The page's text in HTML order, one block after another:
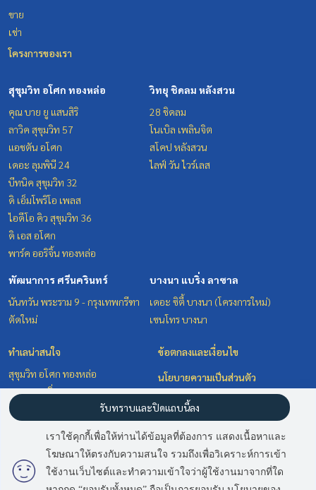
ขาย
เช่า
โครงการของเรา
สุขุมวิท อโศก ทองหล่อ
คุณ บาย ยู แสนสิริ
ลาวิค สุขุมวิท 57
แอชตัน อโศก
เดอะ ลุมพินี 24
บีทนิค สุขุมวิท 32
ดิ เอ็มโพริโอ เพลส
ไอดีโอ คิว สุขุมวิท 36
ดิ เอส อโศก
พาร์ค ออริจิ้น ทองหล่อ
วิทยุ ชิดลม หลังสวน
28 ชิดลม
โนเบิล เพลินจิต
สโคป หลังสวน
ไลฟ์ วัน ไวร์เลส
พัฒนาการ ศรีนครินทร์
นันทวัน พระราม 9 - กรุงเทพกรีฑา
ตัดใหม่
บางนา แบริ่ง ลาซาล
เดอะ ซิตี้ บางนา (โครงการใหม่)
เซนโทร บางนา
ทำเลน่าสนใจ
สุขุมวิท อโศก ทองหล่อ
บางนา แบริ่ง ลาซาล
พัฒนาการ ศรีนครินทร์
ข้อตกลงและเงื่อนไข
นโยบายความเป็นส่วนตัว
เกี่ยวกับเรา
วิธีการฝากขาย-เช่า
ติดต่อ
เราใช้คุกกี้เพื่อให้ท่านได้ข้อมูลที่ต้องการ แสดงเนื้อหาและ
โฆษณาให้ตรงกับความสนใจ รวมถึงเพื่อวิเคราะห์การเข้า
ใช้งานเว็บไซต์และทำความเข้าใจว่าผู้ใช้งานมาจากที่ใด
รับทราบและปิดแถบนี้ลง